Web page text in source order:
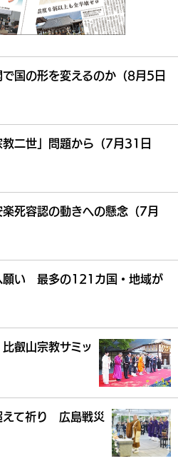
国の形を変えるのか（8月5日
二世」問題から（7月31日
死容認の動きへの懸念（7月
い 最多の121カ国・地域が
叡山宗教サミッ
て祈り 広島戦災